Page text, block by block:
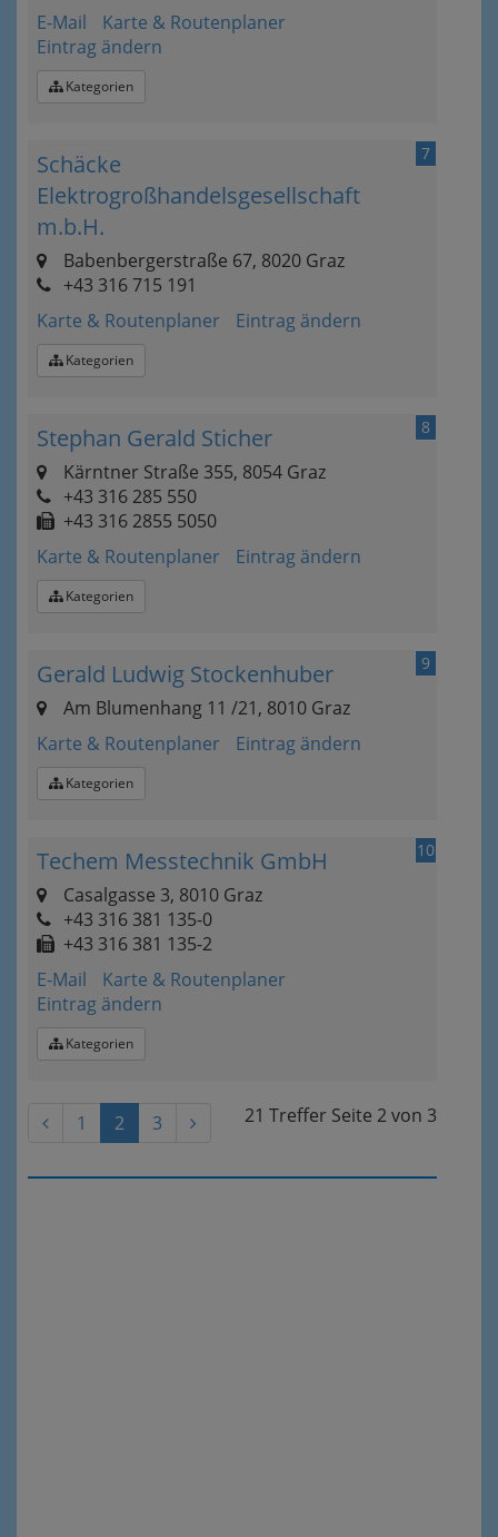
E-Mail
Karte & Routenplaner
Eintrag ändern
Kategorien
7
Schäcke
Elektrogroßhandelsgesellschaft
m.b.H.
Babenbergerstraße 67, 8020 Graz
+43 316 715 191
Karte & Routenplaner
Eintrag ändern
Kategorien
8
Stephan Gerald Sticher
Kärntner Straße 355, 8054 Graz
+43 316 285 550
+43 316 2855 5050
Karte & Routenplaner
Eintrag ändern
Kategorien
9
Gerald Ludwig Stockenhuber
Am Blumenhang 11 /21, 8010 Graz
Karte & Routenplaner
Eintrag ändern
Kategorien
10
Techem Messtechnik GmbH
Casalgasse 3, 8010 Graz
+43 316 381 135-0
+43 316 381 135-2
E-Mail
Karte & Routenplaner
Eintrag ändern
Kategorien
21 Treffer Seite 2von 3
1 2 3